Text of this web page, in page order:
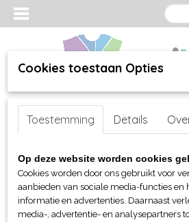
Inloggen Registreren
Home >webshop>Per merk >
Stormtech dames H2X Dry polo
Cookies toestaan Opties
Toestemming Details
Op deze website worden cookies
Cookies worden door ons gebruikt voor
aanbieden van sociale media-functies en
informatie en advertenties. Daarnaast
media-, advertentie- en analysepartners